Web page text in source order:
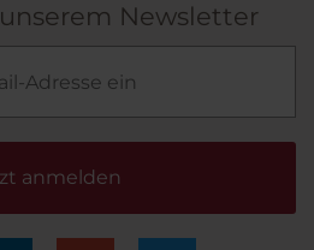
Newsletter
anmelden